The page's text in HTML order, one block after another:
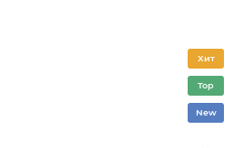
Хит
Top
New